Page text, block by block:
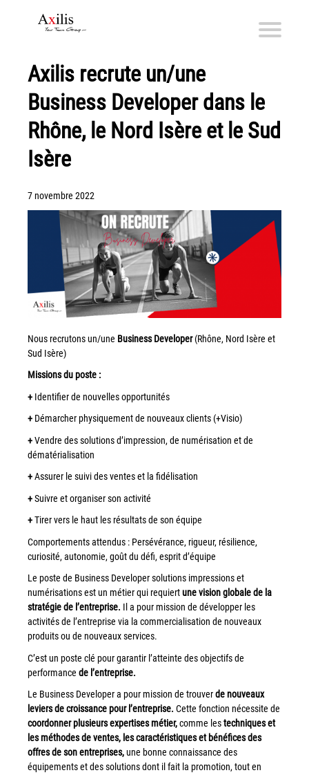
Axilis et ses engagements
Qui sommes-nous
Axilis s’engage
Solutions dématérialisation
Automatisation de factures fournisseurs
Numérisation des Notes de Frais
Sécurité et sauvegarde des données
Numérisation intelligente
Partage de fichiers et collaboration en mode sécurisé
Xerox® DocuShare®
Workflow Central
Simplifiez la gestion RH de votre entreprise avec un logiciel
Gammes d’équipements et services d’impression
Matériel
Imprimante Xerox® PrimeLink® PrimeLink C9200
Gamme d’imprimantes Xerox® AltaLink® C8200 à
capacités d’impression élevées
Xerox® VersaLink® C405 C415 — Multifonction A4
couleur
C7120/C7125/C7130
Capture numérisation de documents
RISC Box
Apps
Services
Audit de Sécurité Informatique
Axilis recrute un/une
Business Developer dans le
Rhône, le Nord Isère et le Sud
Isère
7 novembre 2022
Nous recrutons un/une Business Developer(Rhône, Nord Isère et
Sud Isère)
Missionsduposte :
+ Identifier de nouvelles opportunités
+ Démarcher physiquement de nouveaux clients (+Visio)
+Vendre des solutions d’impression, de numérisation et de
dématérialisation
+Assurer le suivi des ventes et la fidélisation
+Suivre et organiser son activité
+Tirer vers le haut les résultats de son équipe
Comportements attendus : Persévérance, rigueur, résilience,
curiosité, autonomie, goût du défi, esprit d’équipe
Le poste de Business Developer solutions impressions et
numérisations est un métier qui requiertune vision globale de la
stratégie de l’entreprise. Il a pour mission de développer les
activités de l’entreprise via la commercialisation de nouveaux
produits ou de nouveaux services.
C’est un poste clé pour garantir l’atteinte des objectifs de
performance de l’entreprise.
Le Business Developer a pour mission de trouverde nouveaux
leviers de croissance pour l’entreprise. Cette fonction nécessite de
coordonner plusieurs expertises métier,comme lestechniques et
les méthodes de ventes, les caractéristiques et bénéfices des
offres de son entreprises,une bonne connaissance des
équipements et des solutions dont il fait la promotion, tout en